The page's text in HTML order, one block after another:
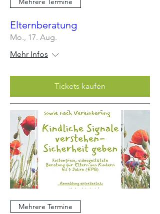
Elternberatung
Mo., 17. Aug.
Mehr Infos
Tickets kaufen
Mehrere Termine